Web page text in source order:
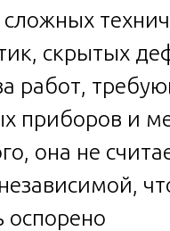
скрытых
работ,
приборов и
она не